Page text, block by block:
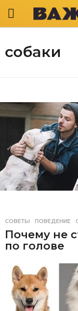
собаки
СОВЕТЫ ПОВЕДЕНИЕ ,
Почему не
по голове